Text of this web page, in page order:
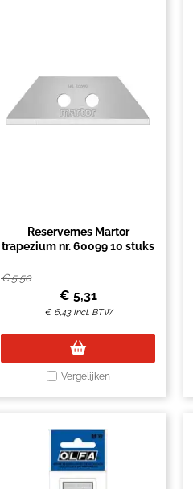
Reservemes Martor
trapezium nr. 60099 10 stuks
€5,50
€ 5,31
€ 6,43 Incl. BTW
Vergelijken